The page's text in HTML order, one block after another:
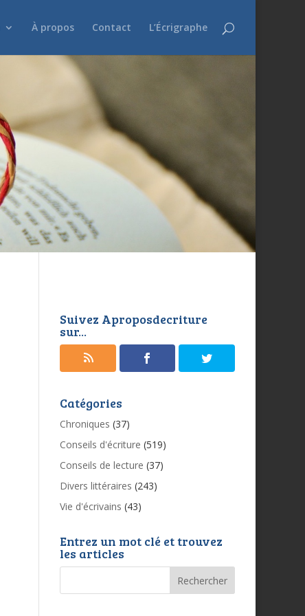
À propos Contact L’Écrigraphe
Suivez Aproposdecriture
sur...
Catégories
Chroniques (37)
Conseils d'écriture (519)
Conseils de lecture (37)
Divers littéraires (243)
Vie d'écrivains (43)
Entrez un mot clé et trouvez
les articles